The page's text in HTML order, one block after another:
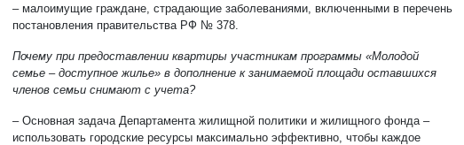
– малоимущие граждане, страдающие заболеваниями, включенными в перечень
постановления правительства РФ № 378.
Почему при предоставлении квартиры участникам программы «Молодой
семье – доступное жилье» в дополнение к занимаемой площади оставшихся
членов семьи снимают с учета?
– Основная задача Департамента жилищной политики и жилищного фонда –
использовать городские ресурсы максимально эффективно, чтобы каждое